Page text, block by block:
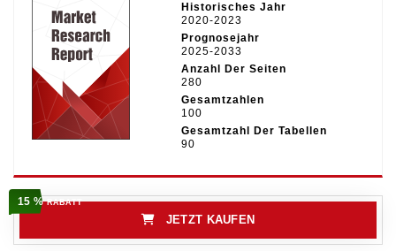
Historisches Jahr
2020-2023
Prognosejahr
2025-2033
Anzahl Der Seiten
280
Gesamtzahlen
100
Gesamtzahl Der Tabellen
90
15 %RABATT
JETZT KAUFEN